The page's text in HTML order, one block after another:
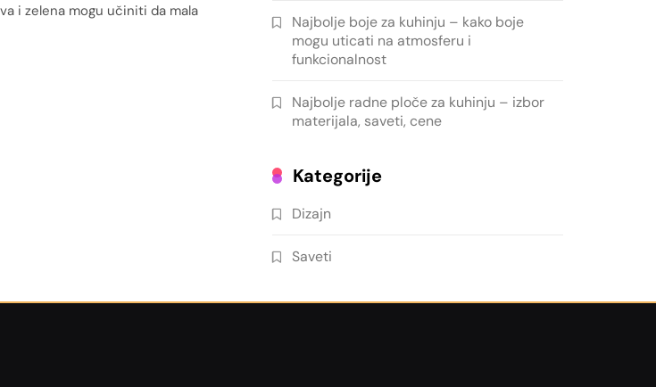
i zelena mogu učiniti da mala
Najbolje boje za kuhinju – kako boje
mogu uticati na atmosferu i
funkcionalnost
Najbolje radne ploče za kuhinju – izbor
materijala, saveti, cene
Kategorije
Dizajn
Saveti